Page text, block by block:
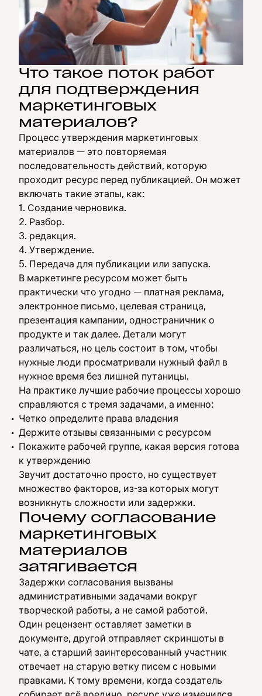
Что такое поток работ
для подтверждения
маркетинговых
материалов?
Процесс утверждения маркетинговых
материалов — это повторяемая
последовательность действий, которую
проходит ресурс перед публикацией. Он может
включать такие этапы, как:
Создание черновика.
Разбор.
редакция.
Утверждение.
Передача для публикации или запуска.
В маркетинге ресурсом может быть
практически что угодно — платная реклама,
электронное письмо, целевая страница,
презентация кампании, одностраничник о
продукте и так далее. Детали могут
различаться, но цель состоит в том, чтобы
нужные люди просматривали нужный файл в
нужное время без лишней путаницы.
На практике лучшие рабочие процессы хорошо
справляются с тремя задачами, а именно:
Четко определите права владения
Держите отзывы связанными с ресурсом
Покажите рабочей группе, какая версия готова
к утверждению
Звучит достаточно просто, но существует
множество факторов, из-за которых могут
возникнуть сложности или задержки.
Почему согласование
маркетинговых
материалов
затягивается
Задержки согласования вызваны
административными задачами вокруг
творческой работы, а не самой работой.
Один рецензент оставляет заметки в
документе, другой отправляет скриншоты в
чате, а старший заинтересованный участник
отвечает на старую ветку писем с новыми
правками. К тому времени, когда создатель